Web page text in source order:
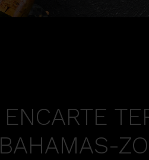
ENCARTE
BAHAMAS-